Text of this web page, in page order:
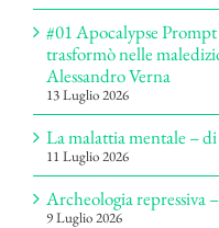
#01 Apocalypse
trasformò nelle
Alessandro Verna
13 Luglio 2026
La malattia mentale –
11 Luglio 2026
Archeologia repressiva
9 Luglio 2026